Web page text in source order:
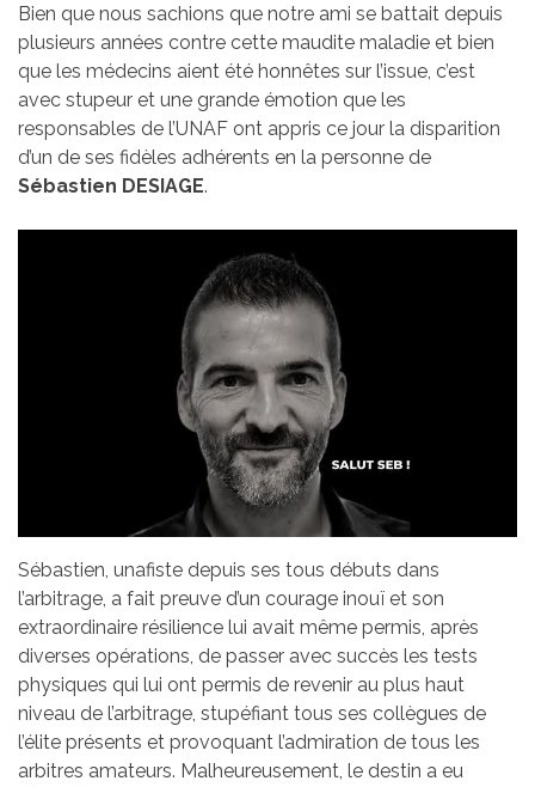
Bien que nous sachions que notre ami se battait depuis
plusieurs années contre cette maudite maladie et bien
que les médecins aient été honnêtes sur l’issue, c’est
avec stupeur et une grande émotion que les
responsables de l’UNAF ont appris ce jour la disparition
d’un de ses fidèles adhérents en la personne de
Sébastien DESIAGE.
Sébastien, unafiste depuis ses tous débuts dans
l’arbitrage, a fait preuve d’un courage inouï et son
extraordinaire résilience lui avait même permis, après
diverses opérations, de passer avec succès les tests
physiques qui lui ont permis de revenir au plus haut
niveau de l’arbitrage, stupéfiant tous ses collègues de
l’élite présents et provoquant l’admiration de tous les
arbitres amateurs. Malheureusement, le destin a eu